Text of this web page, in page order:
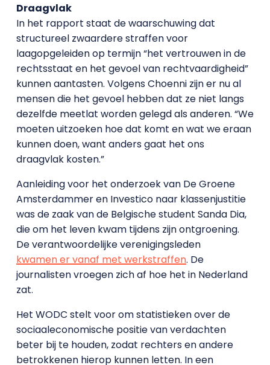
Draagvlak
In het rapport staat de waarschuwing dat
structureel zwaardere straffen voor
laagopgeleiden op termijn “het vertrouwen in de
rechtsstaat en het gevoel van rechtvaardigheid”
kunnen aantasten. Volgens Choenni zijn er nu al
mensen die het gevoel hebben dat ze niet langs
dezelfde meetlat worden gelegd als anderen. “We
moeten uitzoeken hoe dat komt en wat we eraan
kunnen doen, want anders gaat het ons
draagvlak kosten.”
Aanleiding voor het onderzoek van De Groene
Amsterdammer en Investico naar klassenjustitie
was de zaak van de Belgische student Sanda Dia,
die om het leven kwam tijdens zijn ontgroening.
De verantwoordelijke verenigingsleden
kwamen er vanaf met werkstraffen. De
journalisten vroegen zich af hoe het in Nederland
zat.
Het WODC stelt voor om statistieken over de
sociaaleconomische positie van verdachten
beter bij te houden, zodat rechters en andere
betrokkenen hierop kunnen letten. In een